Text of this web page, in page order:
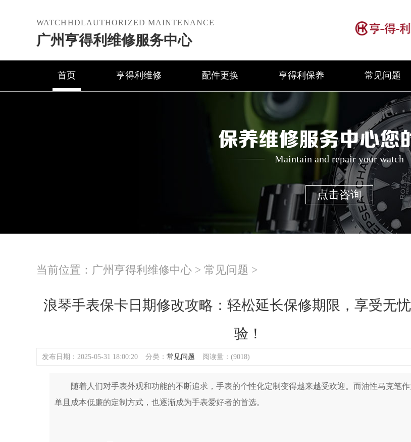
WATCHHDLAUTHORIZED MAINTENANCE
广州亨得利维修服务中心
首页 亨得利维修 配件更换 亨得利保养 常见问题
保养维修服务中心您
Maintain and repair your watch
点击咨询
当前位置： 广州亨得利维修中心 > 常见问题 >
浪琴手表保卡日期修改攻略：轻松延长保修期限，享受无
验！
发布日期：2025-05-31 18:00:20 分类： 常见问题 阅读量：(9018)
随着人们对手表外观和功能的不断追求，手表的个性化定制变得越来越受欢迎。而油性马克笔作
单且成本低廉的定制方式，也逐渐成为手表爱好者的首选。